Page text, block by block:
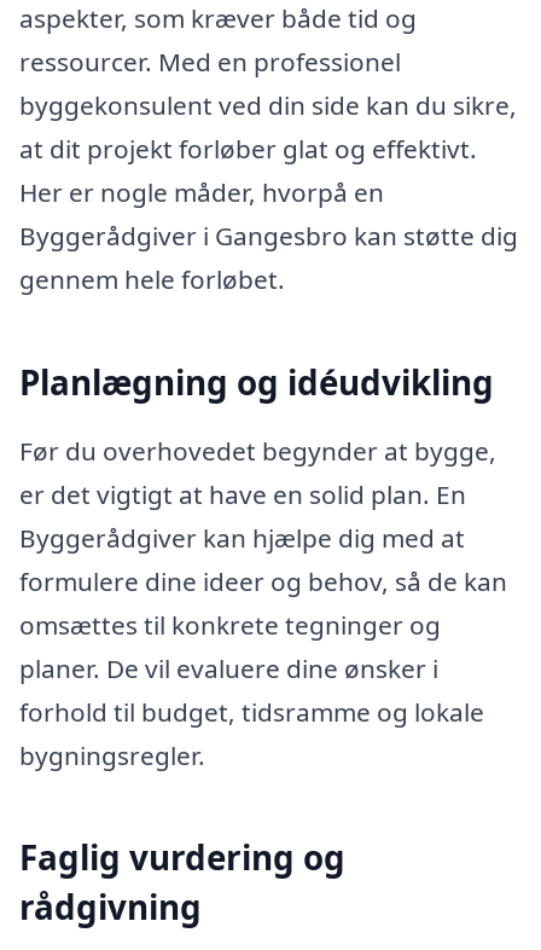
aspekter, som kræver både tid og
ressourcer. Med en professionel
byggekonsulent ved din side kan du sikre,
at dit projekt forløber glat og effektivt.
Her er nogle måder, hvorpå en
Byggerådgiver i Gangesbro kan støtte dig
gennem hele forløbet.
Planlægning og idéudvikling
Før du overhovedet begynder at bygge,
er det vigtigt at have en solid plan. En
Byggerådgiver kan hjælpe dig med at
formulere dine ideer og behov, så de kan
omsættes til konkrete tegninger og
planer. De vil evaluere dine ønsker i
forhold til budget, tidsramme og lokale
bygningsregler.
Faglig vurdering og
rådgivning